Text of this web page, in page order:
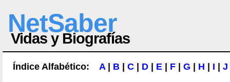
NetSaber
Vidas y Biografías
Índice Alfabético: A| B C D E F G H I J